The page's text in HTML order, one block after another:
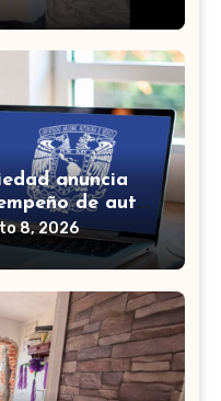
anuncia
de autos
8, 2026